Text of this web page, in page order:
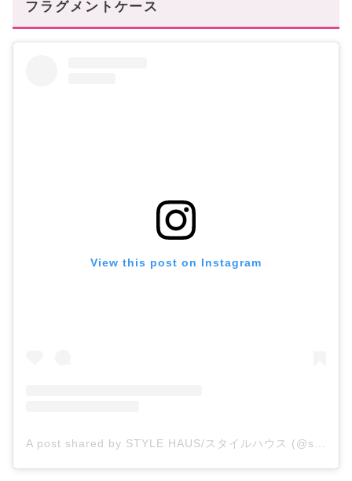
フラグメントケース
View this post on Instagram
A post shared by STYLE HAUS/スタイルハウス (@stylehaus_official)